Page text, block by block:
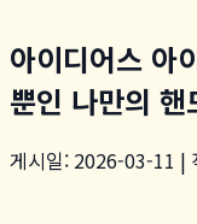
아이디어스 아
뿐인 나만의
게시일: 2026-03-11 |